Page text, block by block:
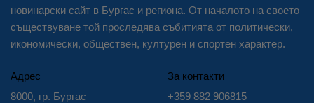
новинарски сайт в Бургас и региона. От началото на своето
съществуване той проследява събитията от политически,
икономически, обществен, културен и спортен характер.
Адрес
8000, гр. Бургас
За контакти
+359 882 906815